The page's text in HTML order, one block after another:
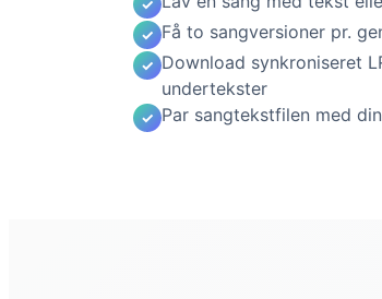
Få to sangversioner pr.
Download synkroniseret
undertekster
Par sangtekstfilen med